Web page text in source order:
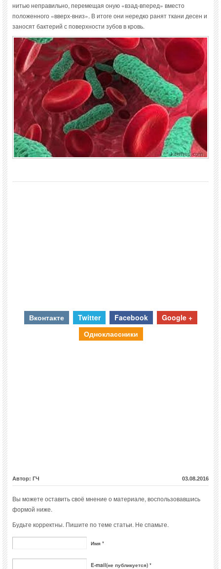
нитью неправильно, перемещая оную «взад-вперед» вместо
положенного «вверх-вниз». В итоге они нередко ранят ткани десен и
заносят бактерий с поверхности зубов в кровь.
Вконтакте Twitter Facebook
Google +
Одноклассники
Автор: ГЧ 03.08.2016
Вы можете оставить своё мнение о материале, воспользовавшись
формой ниже.
Будьте корректны. Пишите по теме статьи. Не спамьте.
Имя *
E-mail(не публикуется) *